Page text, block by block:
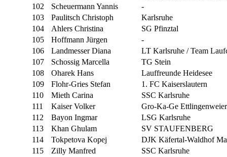
102
Scheuermann Yannis
-
103
Paulitsch Christoph
Karlsruhe
104
Ahlers Christina
SG Pfinztal
105
Hoffmann Jürgen
-
106
Landmesser Diana
LT Karlsruhe / Team
107
Schossig Marcella
TG Stein
108
Oharek Hans
Lauffreunde Heidesee
109
Flohr-Gries Stefan
1. FC Kaiserslautern
110
Mieth Carina
SSC Karlsruhe
111
Kaiser Volker
Gro-Ka-Ge Ettlingenweier
112
Bayon Ingmar
LSG Karlsruhe
113
Khan Ghulam
SV STAUFENBERG
114
Tokpetova Kopej
DJK Käfertal-Waldhof
115
Zilly Manfred
SSC Karlsruhe